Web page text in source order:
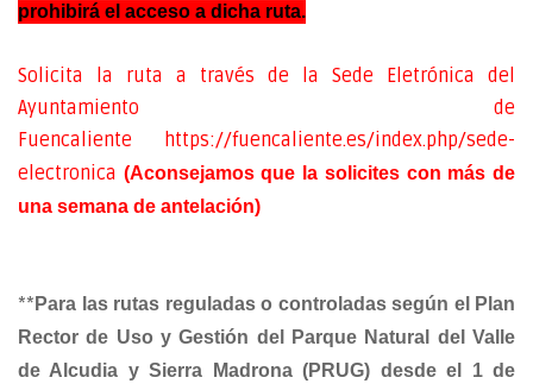
prohibirá el acceso a dicha ruta.
Solicita la ruta a través de la Sede Eletrónica del
Ayuntamiento de
Fuencaliente
https://fuencaliente.es/index.php/sede-
electronica (Aconsejamos que la solicites con más de
una semana de antelación)
** Para las rutas reguladas o controladas según el Plan
Rector de Uso y Gestión del Parque Natural del Valle
de Alcudia y Sierra Madrona (PRUG) desde el 1 de